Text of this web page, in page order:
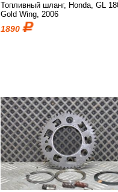
Топливный шланг, Honda, GL
Gold Wing, 2006
1890